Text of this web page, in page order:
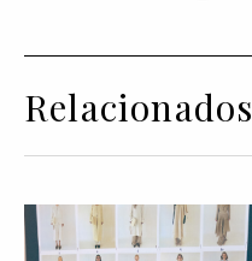
Relacionados